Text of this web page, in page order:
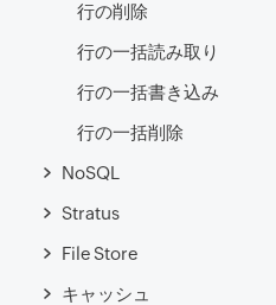
行の削除
行の一括読み取り
行の一括書き込み
行の一括削除
NoSQL
Stratus
File Store
キャッシュ